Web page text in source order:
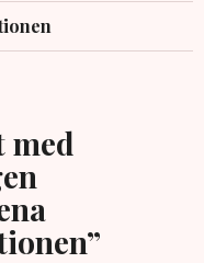
med